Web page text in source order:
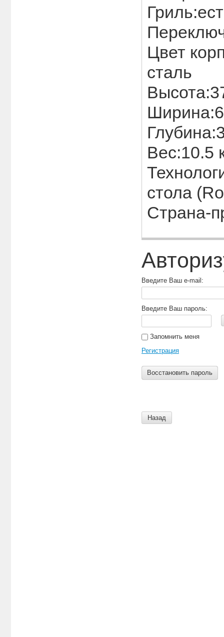
Цвет
Вес:10.5
Страна-
Введите Ваш e-mail:
Запомнить меня
Восстановить пароль